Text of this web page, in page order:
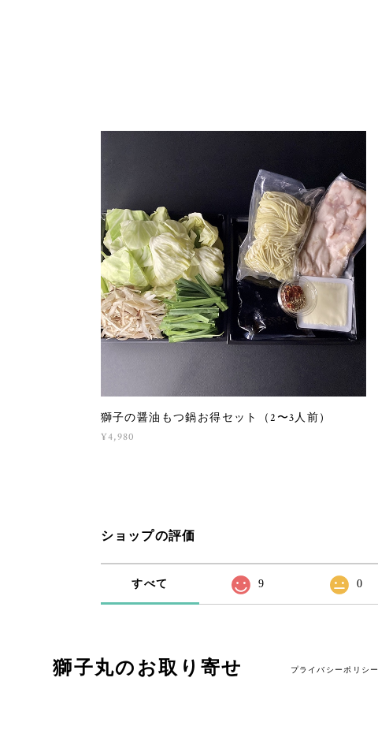
獅子の醤油もつ鍋お得セット（2〜3人前）
¥4,980
ショップの評価
すべて 9 0
獅子丸のお取り寄せ プライバシーポリシー